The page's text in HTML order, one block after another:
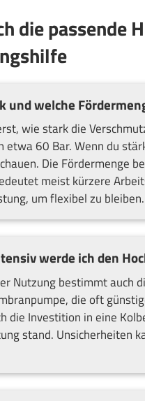
die passende
und welche
wie stark die
etwa 60 Bar. Wenn du
Die Fördermenge
meist kürzere
um flexibel zu bleiben.
werde ich den
Nutzung bestimmt auch
die oft
die Investition in eine
stand. Unsicherheiten